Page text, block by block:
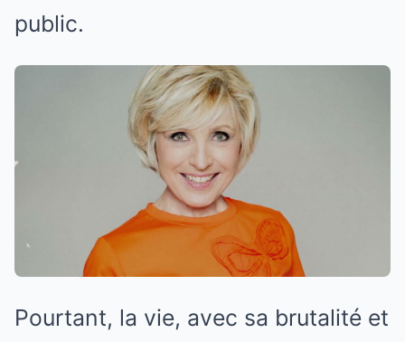
public.
Pourtant, la vie, avec sa brutalité et